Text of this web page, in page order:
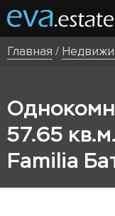
Главная /
57.65
Familia